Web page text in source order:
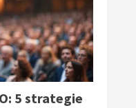
5 strategie